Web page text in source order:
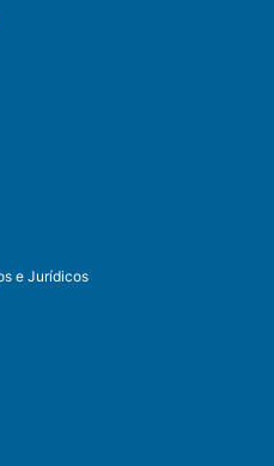
e Jurídicos